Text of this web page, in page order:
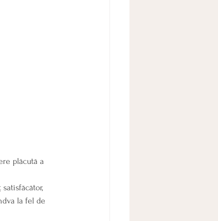
plăcută a
la fel de